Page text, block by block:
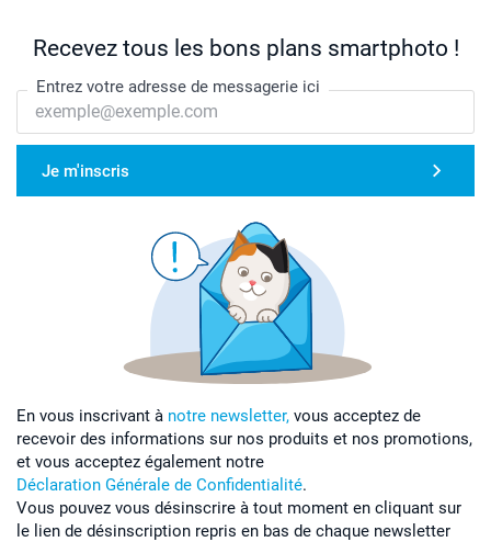
Recevez tous les bons plans smartphoto !
Entrez votre adresse de messagerie ici
Je m'inscris
En vous inscrivant à notre newsletter, vous acceptez de
recevoir des informations sur nos produits et nos promotions,
et vous acceptez également notre
Déclaration Générale de Confidentialité.
Vous pouvez vous désinscrire à tout moment en cliquant sur
le lien de désinscription repris en bas de chaque newsletter